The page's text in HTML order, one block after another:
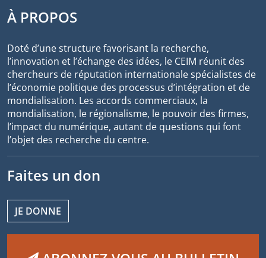
À PROPOS
Doté d’une structure favorisant la recherche,
l’innovation et l’échange des idées, le CEIM réunit des
chercheurs de réputation internationale spécialistes de
l’économie politique des processus d’intégration et de
mondialisation. Les accords commerciaux, la
mondialisation, le régionalisme, le pouvoir des firmes,
l’impact du numérique, autant de questions qui font
l’objet des recherche du centre.
Faites un don
JE DONNE